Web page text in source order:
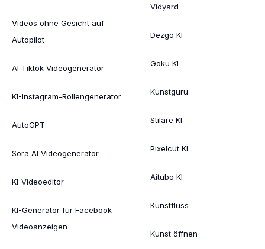
Videos ohne Gesicht auf
Autopilot
AI Tiktok-Videogenerator
KI-Instagram-Rollengenerator
AutoGPT
Sora AI Videogenerator
KI-Videoeditor
KI-Generator für Facebook-
Videoanzeigen
Vidyard
Dezgo KI
Goku KI
Kunstguru
Stilare KI
Pixelcut KI
Aitubo KI
Kunstfluss
Kunst öffnen